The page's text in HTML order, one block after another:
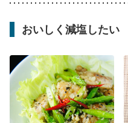
おいしく減塩したい